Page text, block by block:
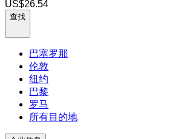
US$26.54
查找
巴塞罗那
伦敦
纽约
巴黎
罗马
所有目的地